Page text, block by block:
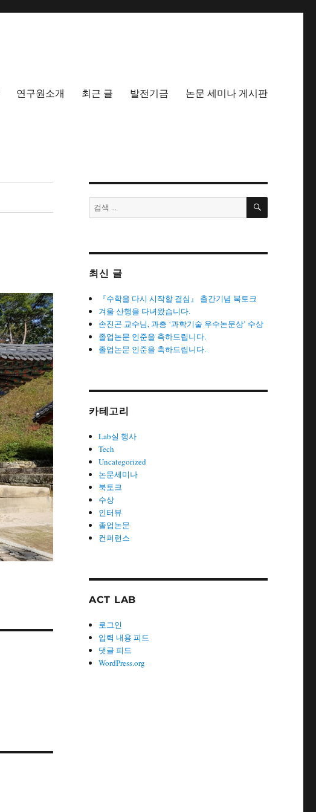
연구원소개 최근 글 발전기금 논문 세미나 게시판
검
색:
검
최신 글
『수학을 다시 시작할 결심』 출간기념 북토크
겨울 산행을 다녀왔습니다.
손진곤 교수님, 과총 ‘과학기술 우수논문상’ 수상
졸업논문 인준을 축하드립니다.
졸업논문 인준을 축하드립니다.
카테고리
Lab실 행사
Tech
Uncategorized
논문세미나
북토크
수상
인터뷰
졸업논문
컨퍼런스
ACT LAB
로그인
입력 내용 피드
댓글 피드
WordPress.org